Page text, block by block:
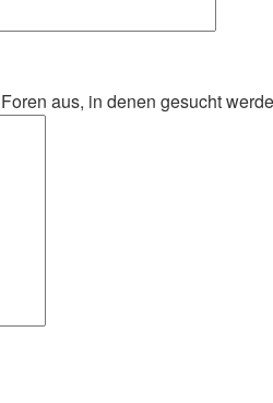
aus, in denen gesucht